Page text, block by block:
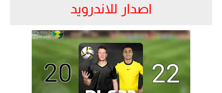
اصدار للاندرويد